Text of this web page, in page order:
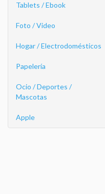
Tablets / Ebook
Foto / Video
Hogar / Electrodomésticos
Papelería
Ocio / Deportes /
Mascotas
Apple